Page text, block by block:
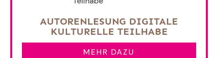
AUTORENLESUNG DIGITALE
KULTURELLE TEILHABE
MEHR DAZU